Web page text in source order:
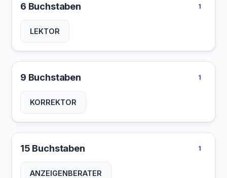
6 Buchstaben 1
LEKTOR
9 Buchstaben 1
KORREKTOR
15 Buchstaben 1
ANZEIGENBERATER